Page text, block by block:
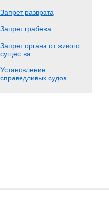
Запрет разврата
Запрет грабежа
Запрет органа от живого
существа
Установление
справедливых судов